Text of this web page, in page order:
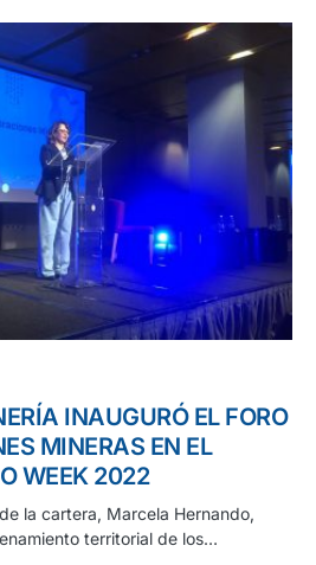
INAUGURÓ EL FORO
MINERAS EN EL
WEEK 2022
la cartera, Marcela Hernando,
territorial de los…